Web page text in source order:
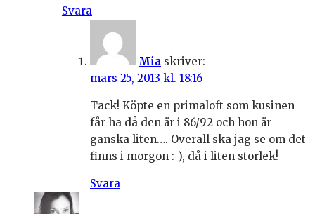
Svara
Mia skriver:
mars 25, 2013 kl. 18:16
Tack! Köpte en primaloft som kusinen
får ha då den är i 86/92 och hon är
ganska liten…. Overall ska jag se om det
finns i morgon :-), då i liten storlek!
Svara